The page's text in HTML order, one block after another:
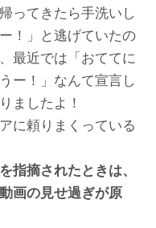
ってきたら手洗いし
！」と逃げていたの
最近では「おててに
ー！」なんて宣言し
ましたよ！
に頼りまくっている
指摘されたときは、
画の見せ過ぎが原